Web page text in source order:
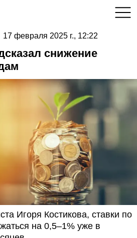
17 февраля 2025 г., 12:22
снижение
Игоря Костикова, ставки по
на 0,5–1% уже в